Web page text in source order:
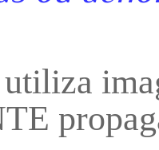
utiliza